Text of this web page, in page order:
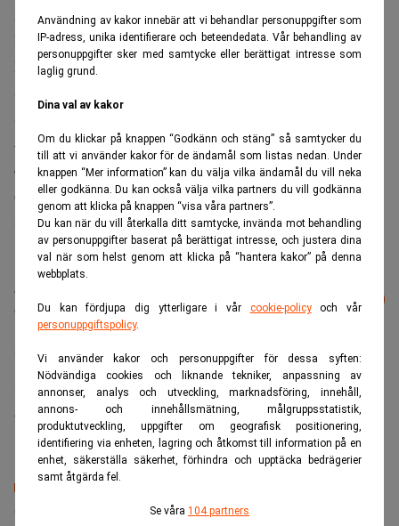
Användning av kakor innebär att vi behandlar personuppgifter som
IP-adress, unika identifierare och beteendedata. Vår behandling av
personuppgifter sker med samtycke eller berättigat intresse som
laglig grund.
Dina val av kakor
Om du klickar på knappen “Godkänn och stäng” så samtycker du
till att vi använder kakor för de ändamål som listas nedan. Under
knappen “Mer information” kan du välja vilka ändamål du vill neka
eller godkänna. Du kan också välja vilka partners du vill godkänna
genom att klicka på knappen “visa våra partners”.
Du kan när du vill återkalla ditt samtycke, invända mot behandling
av personuppgifter baserat på berättigat intresse, och justera dina
val när som helst genom att klicka på “hantera kakor” på denna
webbplats.
Du kan fördjupa dig ytterligare i vår cookie-policyoch vår
personuppgiftspolicy.
Vi använder kakor och personuppgifter för dessa syften:
Nödvändiga cookies och liknande tekniker, anpassning av
annonser, analys och utveckling, marknadsföring, innehåll,
annons- och innehållsmätning, målgruppsstatistik,
produktutveckling, uppgifter om geografisk positionering,
identifiering via enheten, lagring och åtkomst till information på en
enhet, säkerställa säkerhet, förhindra och upptäcka bedrägerier
samt åtgärda fel.
Se våra 104 partners
styrelseordförande i det nya ABG Fastena till
Fastighetsvärlden.
Företaget kommer att ha lokaler i anslutning till ABG
– Med denna etablering har vi nu möjligheten att erbjuda
en Pan-nordisk tjänst till investerare, som vill ha stabila
och förutsägbara kassaflöden i sin portfölj, säger Jonas
Ström
Läs mer från Realtid - vårt nyhetsbrev
är kostnadsfritt:
Prenumerera
ABG Sunda Collier
Camilla Jonsson
Senaste lediga jobben